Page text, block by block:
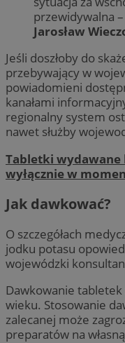
przewidywalna –
Jarosław
Jeśli doszłoby do
przebywający w
powiadomieni
kanałami
regionalny system
nawet służby
Tabletki wydawane
wyłącznie w
Jak dawkować?
O szczegółach
jodku potasu
wojewódzki
Dawkowanie
wieku. Stosowanie
zalecanej może
preparatów na